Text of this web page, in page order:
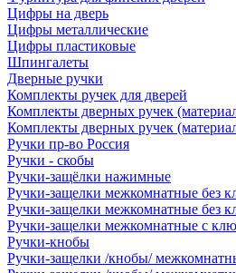
Цифры на дверь
Цифры металлические
Цифры пластиковые
Шпингалеты
Дверные ручки
Комплекты ручек для дверей
Комплекты дверных ручек
Комплекты дверных ручек
Ручки пр-во Россия
Ручки - скобы
Ручки-защёлки нажимные
Ручки-защелки межкомнатные без
Ручки-защелки межкомнатные без
Ручки-защелки межкомнатные с
Ручки-кнобы
Ручки-защелки /кнобы/